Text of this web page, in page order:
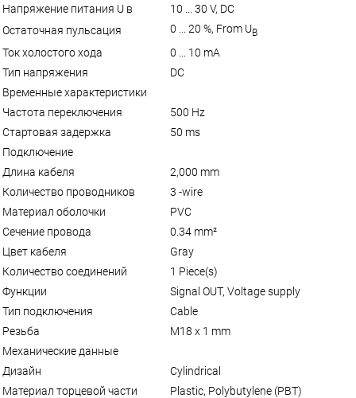
Напряжение питания U в
10 ... 30 V, DC
Остаточная пульсация
0 ... 20 %, From UB
Ток холостого хода
0 ... 10 mA
Тип напряжения
DC
Временные характеристики
Частота переключения
500 Hz
Стартовая задержка
50 ms
Подключение
Длина кабеля
2,000 mm
Количество проводников
3 -wire
Материал оболочки
PVC
Сечение провода
0.34 mm²
Цвет кабеля
Gray
Количество соединений
1 Piece(s)
Функции
Signal OUT, Voltage supply
Тип подключения
Cable
Резьба
M18 x 1 mm
Механические данные
Дизайн
Cylindrical
Материал торцевой части
Plastic, Polybutylene (PBT)